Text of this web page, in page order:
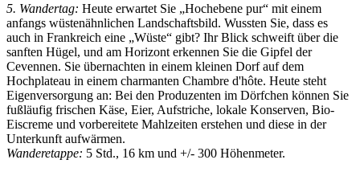
5. Wandertag: Heute erwartet Sie „Hochebene pur“ mit einem
anfangs wüstenähnlichen Landschaftsbild. Wussten Sie, dass es
auch in Frankreich eine „Wüste“ gibt? Ihr Blick schweift über die
sanften Hügel, und am Horizont erkennen Sie die Gipfel der
Cevennen. Sie übernachten in einem kleinen Dorf auf dem
Hochplateau in einem charmanten Chambre d'hôte. Heute steht
Eigenversorgung an: Bei den Produzenten im Dörfchen können Sie
fußläufig frischen Käse, Eier, Aufstriche, lokale Konserven, Bio-
Eiscreme und vorbereitete Mahlzeiten erstehen und diese in der
Unterkunft aufwärmen.
Wanderetappe: 5 Std., 16 km und +/- 300 Höhenmeter.